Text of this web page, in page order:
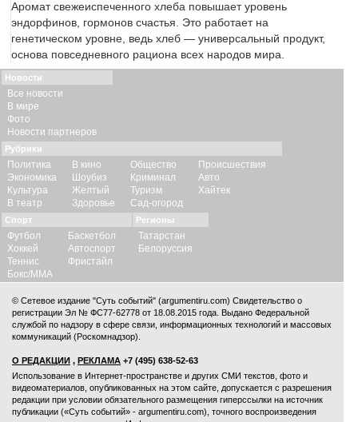
Аромат свежеиспеченного хлеба повышает уровень
эндорфинов, гормонов счастья. Это работает на
генетическом уровне, ведь хлеб — универсальный продукт,
основа повседневного рациона всех народов мира.
Новости
Все новости
В мире
Фото
Новости партнеров
Рубрики
Политика
Экономика
Культура
В театр
В кино
Шоубиз
Желтый
Здоровье
Общество
Криминал
Туризм
Сад-огород
Происшествия
Авто
Хайтек
Спорт
Футбол
Хоккей
Теннис
Бокс/ММА
Баскетбол
Автоспорт
Фристайл
Регионы
Татарстан
Белоруссия
© Сетевое издание "Суть событий" (argumentiru.com) Свидетельство о
регистрации Эл № ФС77-62778 от 18.08.2015 года. Выдано Федеральной
службой по надзору в сфере связи, информационных технологий и массовых
коммуникаций (Роскомнадзор).
О РЕДАКЦИИ , РЕКЛАМА +7 (495) 638-52-63
Использование в Интернет-пространстве и других СМИ текстов, фото и
видеоматериалов, опубликованных на этом сайте, допускается с разрешения
редакции при условии обязательного размещения гиперссылки на источник
публикации («Суть событий» - argumentiru.com), точного воспроизведения